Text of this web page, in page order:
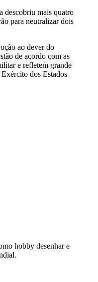
descobriu mais quatro
para neutralizar dois
ao dever do
de acordo com as
e refletem grande
dos Estados
hobby desenhar e